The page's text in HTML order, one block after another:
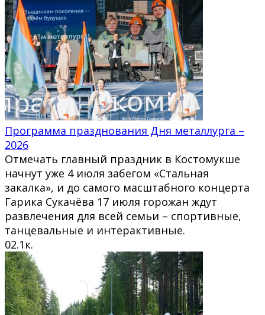
Программа празднования Дня металлурга –
2026
Отмечать главный праздник в Костомукше
начнут уже 4 июля забегом «Стальная
закалка», и до самого масштабного концерта
Гарика Сукачёва 17 июля горожан ждут
развлечения для всей семьи – спортивные,
танцевальные и интерактивные.
02.1к.